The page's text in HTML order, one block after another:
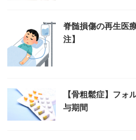
脊髄損傷の再生医
注】
【骨粗鬆症】フォ
与期間